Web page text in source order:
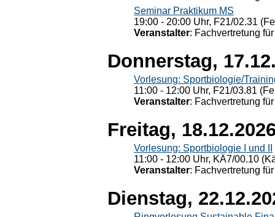
Seminar Praktikum MS
19:00 - 20:00 Uhr, F21/02.31
Veranstalter: Fachvertretung
Donnerstag,
Vorlesung: Sportbiologie/
11:00 - 12:00 Uhr, F21/03.81
Veranstalter: Fachvertretung
Freitag,
Vorlesung: Sportbiologie I und II
11:00 - 12:00 Uhr, KÄ7/00.10
Veranstalter: Fachvertretung
Dienstag,